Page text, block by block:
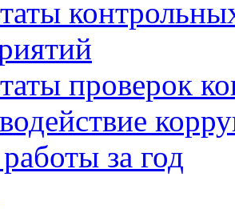
проверок
за год